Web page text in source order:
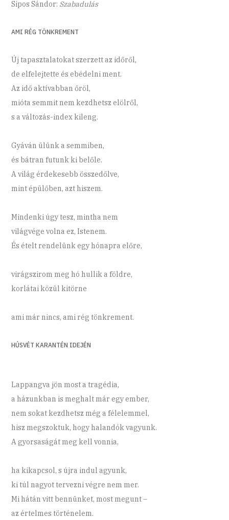
Sipos Sándor: Szabadulás
AMI RÉG TÖNKREMENT
Új tapasztalatokat szerzett az időről,
de elfelejtette és ebédelni ment.
Az idő aktívabban őröl,
mióta semmit nem kezdhetsz elölről,
s a változás-index kileng.
Gyáván ülünk a semmiben,
és bátran futunk ki belőle.
A világ érdekesebb összedőlve,
mint épülőben, azt hiszem.
Mindenki úgy tesz, mintha nem
világvége volna ez, Istenem.
És ételt rendelünk egy hónapra előre,
virágszirom meg hó hullik a földre,
korlátai közül kitörne
ami már nincs, ami rég tönkrement.
HÚSVÉT KARANTÉN IDEJÉN
Lappangva jön most a tragédia,
a házunkban is meghalt már egy ember,
nem sokat kezdhetsz még a félelemmel,
hisz megszoktuk, hogy halandók vagyunk.
A gyorsaságát meg kell vonnia,
ha kikapcsol, s újra indul agyunk,
ki túl nagyot tervezni végre nem mer.
Mi hátán vitt bennünket, most megunt –
az értelmes történelem.